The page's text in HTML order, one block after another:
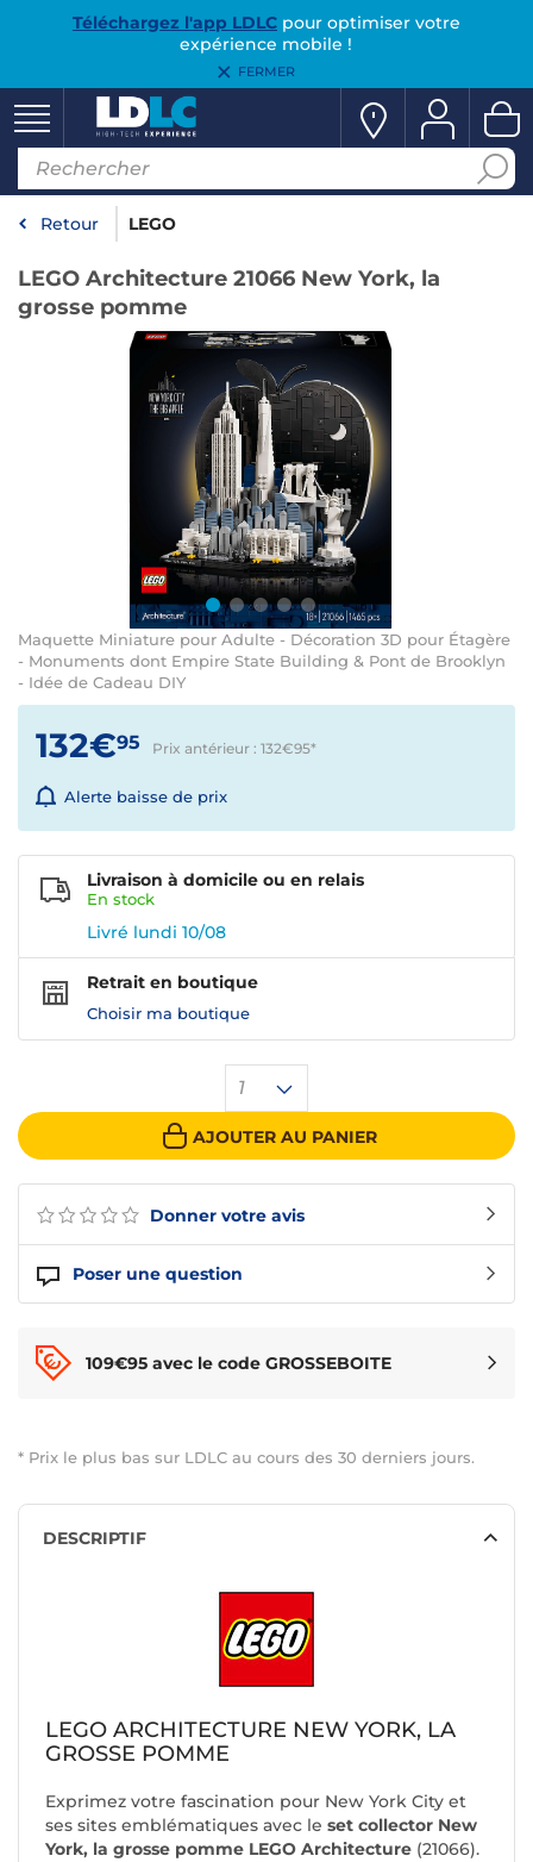
Téléchargez l'app LDLCpour optimiser votre
expérience mobile !
FERMER
Retour LEGO
LEGO Architecture 21066 New York, la
grosse pomme
Maquette Miniature pour Adulte - Décoration 3D pour Étagère
- Monuments dont Empire State Building & Pont de Brooklyn
- Idée de Cadeau DIY
Donner votre avis
Poser une question
132€95 Prix antérieur : 132€95*
Alerte baisse de prix
1
AJOUTER AU PANIER
Livraison à domicile ou en relais
En stock
Livré lundi 10/08
Retrait en boutique
Choisir ma boutique
* Prix le plus bas sur LDLC au cours des 30 derniers jours.
109€95 avec le code GROSSEBOITE
DESCRIPTIF
LEGO ARCHITECTURE NEW YORK, LA
GROSSE POMME
Exprimez votre fascination pour New York City et
ses sites emblématiques avec le set collector New
York, la grosse pomme LEGO Architecture (21066).